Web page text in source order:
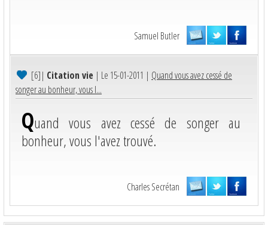
Samuel Butler
[6]| Citation vie | Le 15-01-2011 | Quand vous avez cessé de
songer au bonheur, vous l...
Quand vous avez cessé de songer au
bonheur, vous l'avez trouvé.
Charles Secrétan